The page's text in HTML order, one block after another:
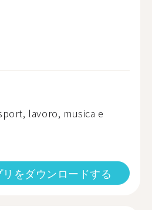
lavoro, musica e
リをダウンロードする